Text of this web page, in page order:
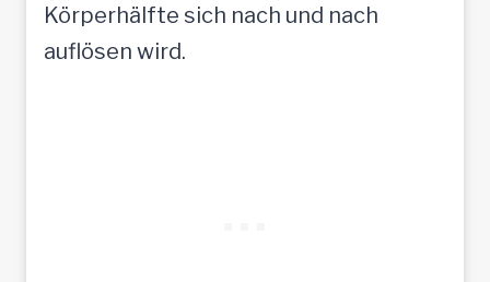
Körperhälfte sich nach und nach
auflösen wird.